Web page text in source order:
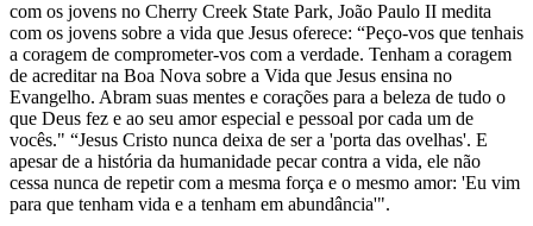
com os jovens no Cherry Creek State Park, João Paulo II medita
com os jovens sobre a vida que Jesus oferece: “Peço-vos que tenhais
a coragem de comprometer-vos com a verdade. Tenham a coragem
de acreditar na Boa Nova sobre a Vida que Jesus ensina no
Evangelho. Abram suas mentes e corações para a beleza de tudo o
que Deus fez e ao seu amor especial e pessoal por cada um de
vocês." “Jesus Cristo nunca deixa de ser a 'porta das ovelhas'. E
apesar de a história da humanidade pecar contra a vida, ele não
cessa nunca de repetir com a mesma força e o mesmo amor: 'Eu vim
para que tenham vida e a tenham em abundância'".